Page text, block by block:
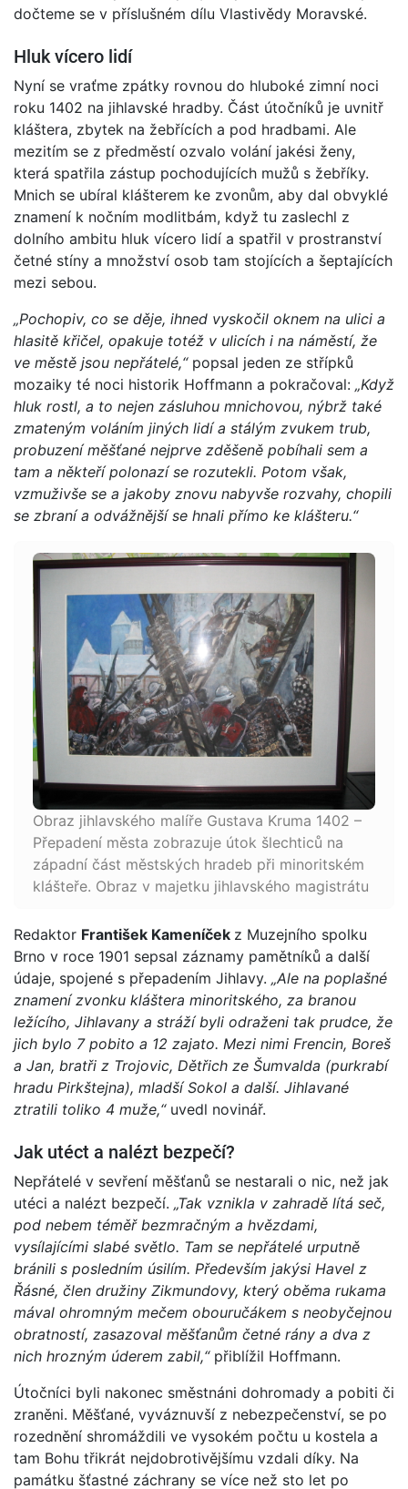
dočteme se v příslušném dílu Vlastivědy Moravské.
Hluk vícero lidí
Nyní se vraťme zpátky rovnou do hluboké zimní noci
roku 1402 na jihlavské hradby. Část útočníků je uvnitř
kláštera, zbytek na žebřících a pod hradbami. Ale
mezitím se z předměstí ozvalo volání jakési ženy,
která spatřila zástup pochodujících mužů s žebříky.
Mnich se ubíral klášterem ke zvonům, aby dal obvyklé
znamení k nočním modlitbám, když tu zaslechl z
dolního ambitu hluk vícero lidí a spatřil v prostranství
četné stíny a množství osob tam stojících a šeptajících
mezi sebou.
„Pochopiv, co se děje, ihned vyskočil oknem na ulici a
hlasitě křičel, opakuje totéž v ulicích i na náměstí, že
ve městě jsou nepřátelé,“popsal jeden ze střípků
mozaiky té noci historik Hoffmann a pokračoval: „Když
hluk rostl, a to nejen zásluhou mnichovou, nýbrž také
zmateným voláním jiných lidí a stálým zvukem trub,
probuzení měšťané nejprve zděšeně pobíhali sem a
tam a někteří polonazí se rozutekli. Potom však,
vzmuživše se a jakoby znovu nabyvše rozvahy, chopili
se zbraní a odvážnější se hnali přímo ke klášteru.“
Obraz jihlavského malíře Gustava Kruma 1402 –
Přepadení města zobrazuje útok šlechticů na
západní část městských hradeb při minoritském
klášteře. Obraz v majetku jihlavského magistrátu
Redaktor František Kameníček z Muzejního spolku
Brno v roce 1901 sepsal záznamy pamětníků a další
údaje, spojené s přepadením Jihlavy. „Ale na poplašné
znamení zvonku kláštera minoritského, za branou
ležícího, Jihlavany a stráží byli odraženi tak prudce, že
jich bylo 7 pobito a 12 zajato. Mezi nimi Frencin, Boreš
a Jan, bratři z Trojovic, Dětřich ze Šumvalda (purkrabí
hradu Pirkštejna), mladší Sokol a další. Jihlavané
ztratili toliko 4 muže,“uvedl novinář.
Jak utéct a nalézt bezpečí?
Nepřátelé v sevření měšťanů se nestarali o nic, než jak
utéci a nalézt bezpečí. „Tak vznikla v zahradě lítá seč,
pod nebem téměř bezmračným a hvězdami,
vysílajícími slabé světlo. Tam se nepřátelé urputně
bránili s posledním úsilím. Především jakýsi Havel z
Řásné, člen družiny Zikmundovy, který oběma rukama
mával ohromným mečem obouručákem s neobyčejnou
obratností, zasazoval měšťanům četné rány a dva z
nich hrozným úderem zabil,“přiblížil Hoffmann.
Útočníci byli nakonec směstnáni dohromady a pobiti či
zraněni. Měšťané, vyváznuvší z nebezpečenství, se po
rozednění shromáždili ve vysokém počtu u kostela a
tam Bohu třikrát nejdobrotivějšímu vzdali díky. Na
památku šťastné záchrany se více než sto let po